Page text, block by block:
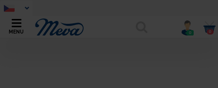
MENU 0 0